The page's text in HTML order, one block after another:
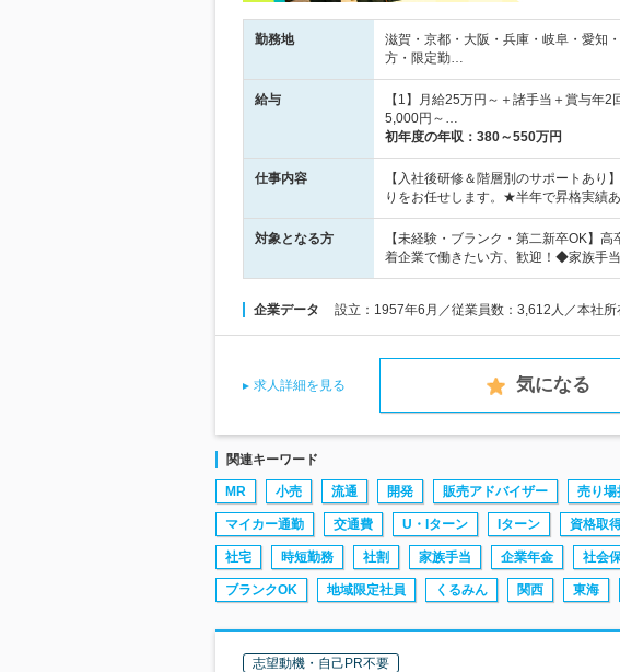
勤務地
滋賀・京都・大阪・兵庫・岐阜・愛知
方・限定勤…
給与
【1】月給25万円～＋諸手当＋賞与年
5,000円～…
初年度の年収： 380～550万円
仕事内容
【入社後研修＆階層別のサポートあり
りをお任せします。★半年で昇格実績
対象となる方
【未経験・ブランク・第二新卒OK】
着企業で働きたい方、歓迎！◆家族手
企業データ 設立：1957年6月／従業員数：3,612人／本社
求人詳細を見る 気になる
関連キーワード
MR 小売 流通 開発 販売アドバイザー 売り場
マイカー通勤 交通費 U・Iターン Iターン 資格取
社宅 時短勤務 社割 家族手当 企業年金 社会
ブランクOK 地域限定社員 くるみん 関西 東海
志望動機・自己PR不要